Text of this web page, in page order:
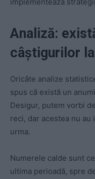
Analiză:
câștigurilor
Oricâte analize
spus că există un
Desigur, putem vorbi
reci, dar acestea nu
urma.
Numerele calde sunt
ultima perioadă, spre